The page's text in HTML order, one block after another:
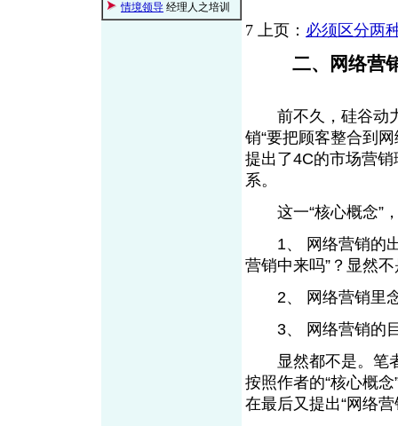
情境领导 经理人之培训
7 上页： 必须区分两
二、网络营
前不久，硅谷动力
销“要把顾客整合到
提出了4C的市场营销
系。
这一“核心概念”，
1、 网络营销的出
营销中来吗”？显然
2、 网络营销里念
3、 网络营销的目
显然都不是。笔者
按照作者的“核心概
在最后又提出“网络